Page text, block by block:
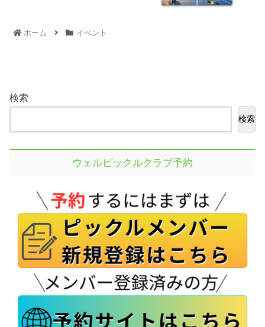
ホーム イベント
検索
検索
ウェルピックルクラブ予約